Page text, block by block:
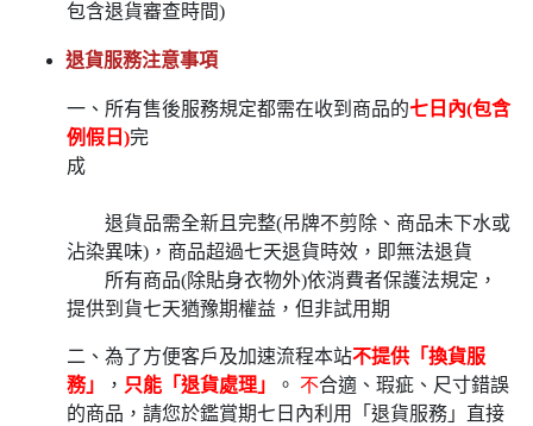
包含退貨審查時間)
退貨服務注意事項
一、所有售後服務規定都需在收到商品的七日內(包含
例假日)完
成
退貨品需全新且完整(吊牌不剪除、商品未下水或
沾染異味)，商品超過七天退貨時效，即無法退貨
所有商品(除貼身衣物外)依消費者保護法規定，
提供到貨七天猶豫期權益，但非試用期
二、為了方便客戶及加速流程本站不提供「換貨服
務」
， 只能「退貨處理」 。 不合適、瑕疵、尺寸錯誤
的商品，請您於鑑賞期七日內利用「退貨服務」直接